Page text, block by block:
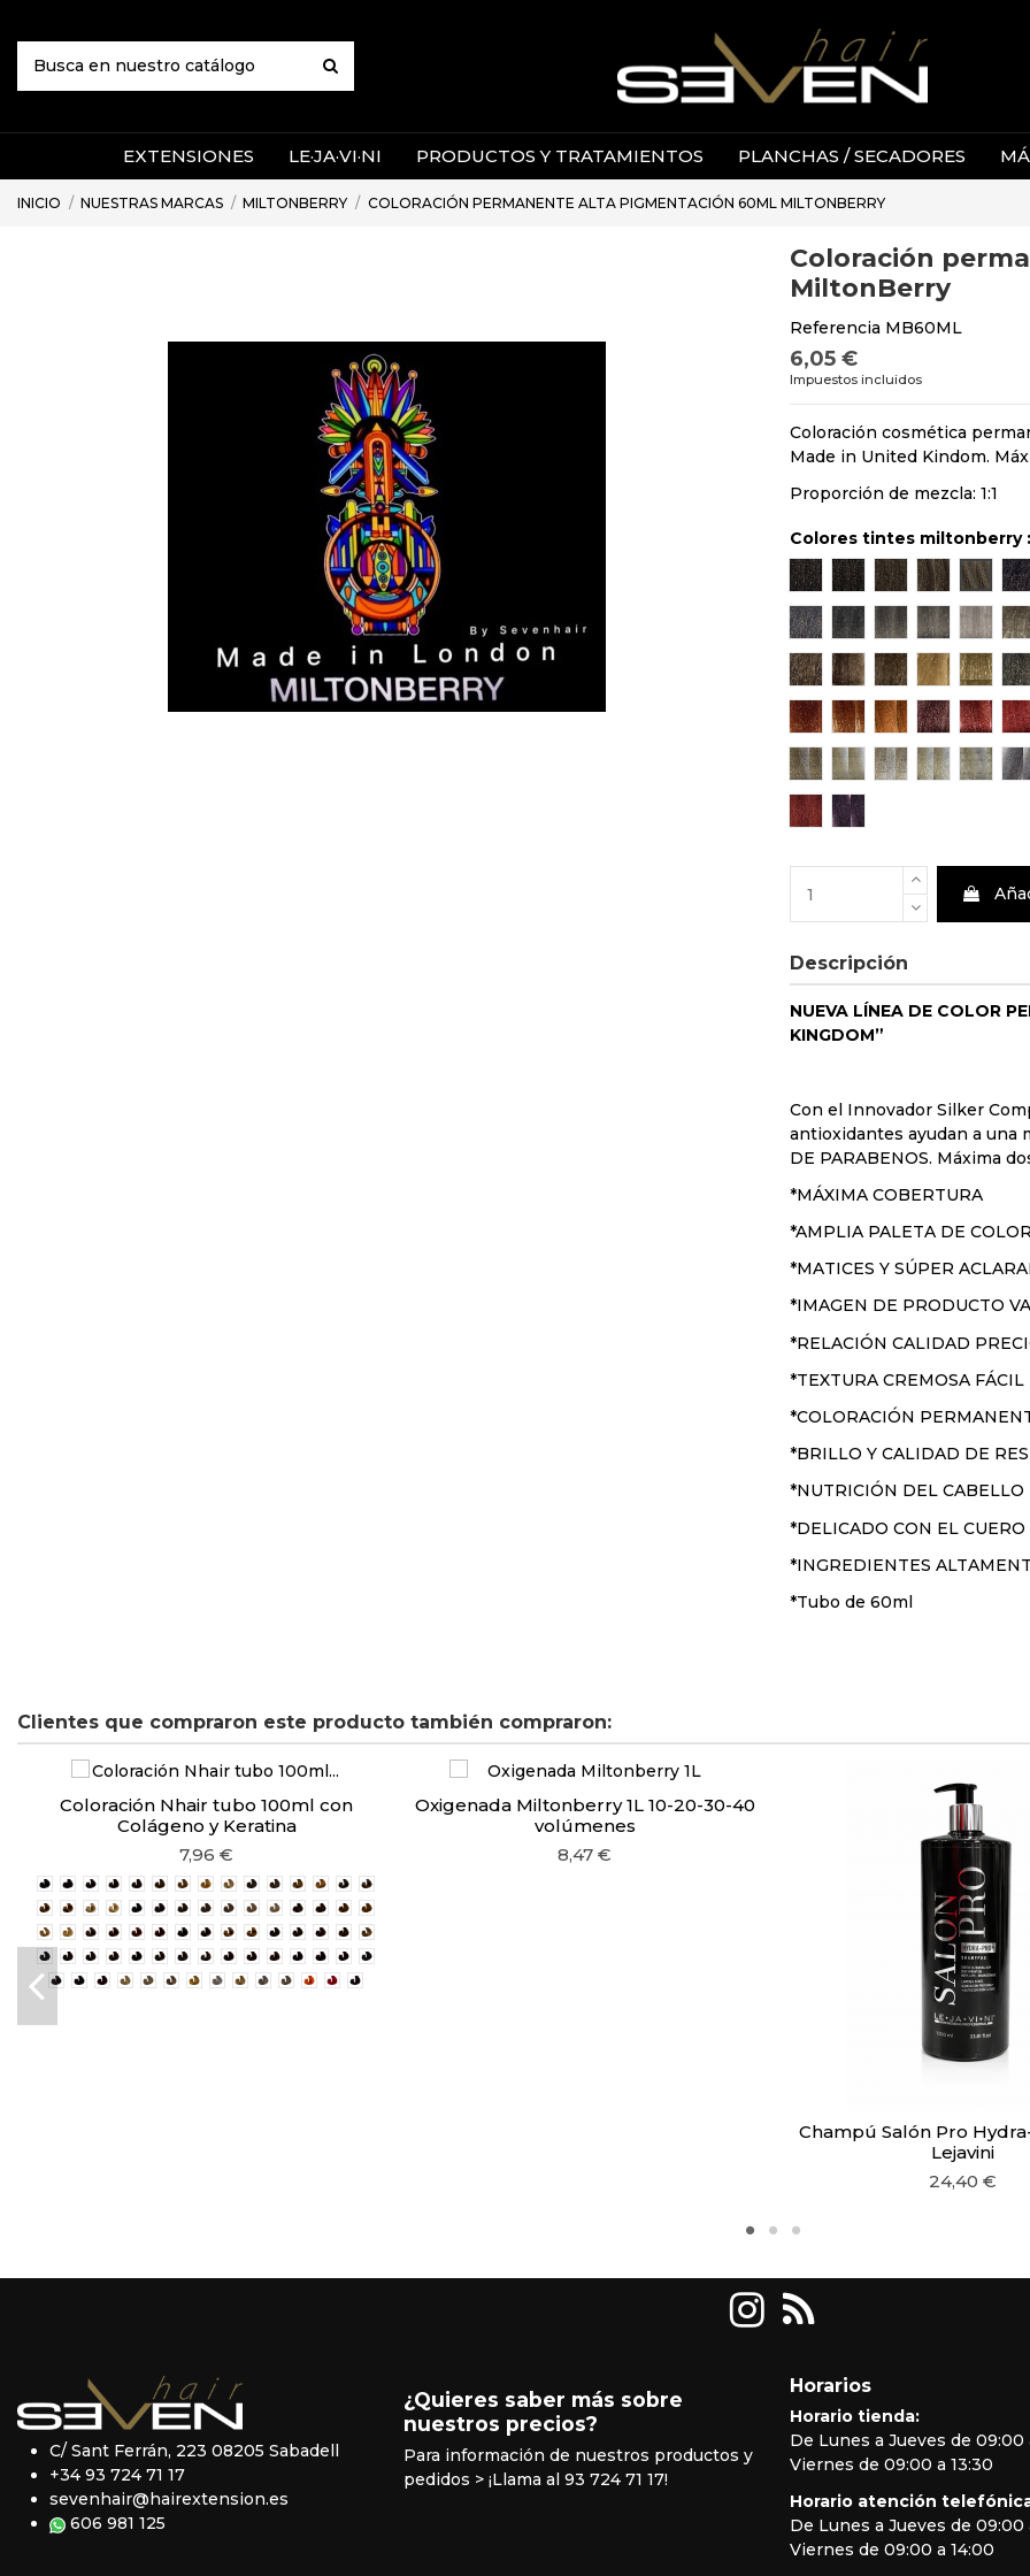
EXTENSIONES LE·JA·VI·NI PRODUCTOS Y TRATAMIENTOS PLANCHAS / SECADORES
INICIO NUESTRAS MARCAS MILTONBERRY COLORACIÓN PERMANENTE ALTA PIGMENTACIÓN 60ML MILTONBERRY
Coloración
MiltonBerry
Referencia MB60ML
6,05 €
Impuestos incluidos
Coloración cosmética
Made in United Kindom.
Proporción de mezcla: 1:1
Colores tintes miltonberry
Castaño Claro 5
Rubio Oscuro 6
Rubio 7Rubio Claro
Rubio
Castaño Claro Gris Intenso
Rubio Oscuro Gris
Rubio GrisRubio Claro
Castaño Claro Dorado 5/3
Rubio Oscuro Dorado
Rubio Dorado 7/
RubioRubio
Rubio Cobre Intenso 7/44
Rubio Cobre Dorado
Rubio Claro
CastañoRubio
Rubio Extra Claro Beig
Rubio Extremo Ceniza
Rubio Extremo
RubioRubio
Corrector Rojizo
Corrector Violeta
Descripción
NUEVA LÍNEA DE COLOR
KINGDOM”
Con el Innovador Silker
antioxidantes ayudan a una
DE PARABENOS. Máxima
*MÁXIMA COBERTURA
*AMPLIA PALETA DE
*MATICES Y SÚPER
*IMAGEN DE PRODUCTO
*RELACIÓN CALIDAD
*TEXTURA CREMOSA
*COLORACIÓN
*BRILLO Y CALIDAD DE
*NUTRICIÓN DEL CABELLO
*DELICADO CON EL
*INGREDIENTES
*Tubo de 60ml
Clientes que compraron este producto también compraron:
Coloración Nhair tubo 100ml con
Colágeno y Keratina
7,96 €
1/0 Negro
3/0 Castaño Oscuro
4/0 Castaño
5/0 Castaño Oscuro
6/0 Rubio Oscuro
7/0 Rubio
8/0 Rubio Claro
9/0 Rubio Clarísimo
10/0 Rubio Platino
6/00 Rubio Oscuro Intenso
7/00 Rubio Intenso
8/00 Rubio Claro Intenso
9/00 Rubio Clarísimo Intenso
5/03 Castaño Claro Cálido
6/03 Rubio Oscuro Cálido
7/03 Rubio Cálido
8/03 Rubio Claro Cálido
9/03 Rubio Clarísimo Cálido
10/03 Rubio Platino Cálido
1/1 Negro Azulado
5/1 Castaño Claro Ceniza
6/1 Rubio Oscuro Ceniza
7/1 Rubio Ceniza
8/1 Rubio Claro Ceniza
9/1 Rubio Clarísimo Ceniza
10/1 Rubio Platino Ceniza
5/3 Castaño Claro Dorado
6/3 Rubio Oscuro Dorado
7/3 Rubio Dorado
8/3 Rubio Claro Dorado
9/3 Rubio Clarísimo Dorado
10/3 Rubio Platino Dorado
5/4 Castaño Claro Cobrizo
6/4 Rubio Oscuro Cobrizo
7/4 Rubio Cobrizo
8/4 Rubio Claro Cobrizo
6/13 Rubio Oscuro Salvia
7/13 Rubio Salvia
8/13 Rubio Claro Salvia
9/13 Rubio Clarísimo Salvia
4/35 Castaño Moka
5/35 Castaño Claro Moka
6/35 Rubio Oscuro Moka
7/35 Rubio Moka
8/35 Rubio Claro Moka
4/9 Castaño Marrón Glace
5/9 Castaño Claro Glace
6/9 Rubio Oscuro Marrón Glace
7/9 Rubio Marrón Glace
4/17 Castaño Teca
5/17 Castaño Claro Teca
6/17 Rubio Oscuro Teca
7/17 Rubio Teca
4/5 Castaño Caoba
5/5 Castaño Claro Caoba
6/5 Rubio Oscuro
4/6 Castaño Rojizo
5/6 Castaño Claro Rojizo
6/6 Rubio Oscuro Rojizo
1/7 Negro Violeta
4/7 Castaño Violeta
5/7 Castaño Claro Violeta
7/7 Rubio Violeta
11/0 Rubio superaclarante natural
11/1 Rubio Superaclarante Ceniza
11/12 Rubio Superaclarante Perla
11/30 Rubio Superaclarante Dorado
12/0 Rubio Extra superaclarante Natural
12/3 Rubio Extra superaclarante Dorado
12/7 Rubio Extra superaclarante Violeta
12/12 Rubio Extra Superaclarante perla
Booster Cobre
Booster Rojo
Booster Viola
Oxigenada Miltonberry 1L 10-20-30-40
volúmenes
8,47 €
Champú Salón Pro
Lejavini
24,40 €
C/ Sant Ferrán, 223 08205 Sabadell
+34 93 724 71 17
sevenhair@hairextension.es
606 981 125
¿Quieres saber más sobre
nuestros precios?
Para información de nuestros productos y
pedidos > ¡Llama al 93 724 71 17!
Horarios
Horario tienda:
De Lunes a Jueves de 09:00
Viernes de 09:00 a 13:30
Horario atención
De Lunes a Jueves de 09:00
Viernes de 09:00 a 14:00